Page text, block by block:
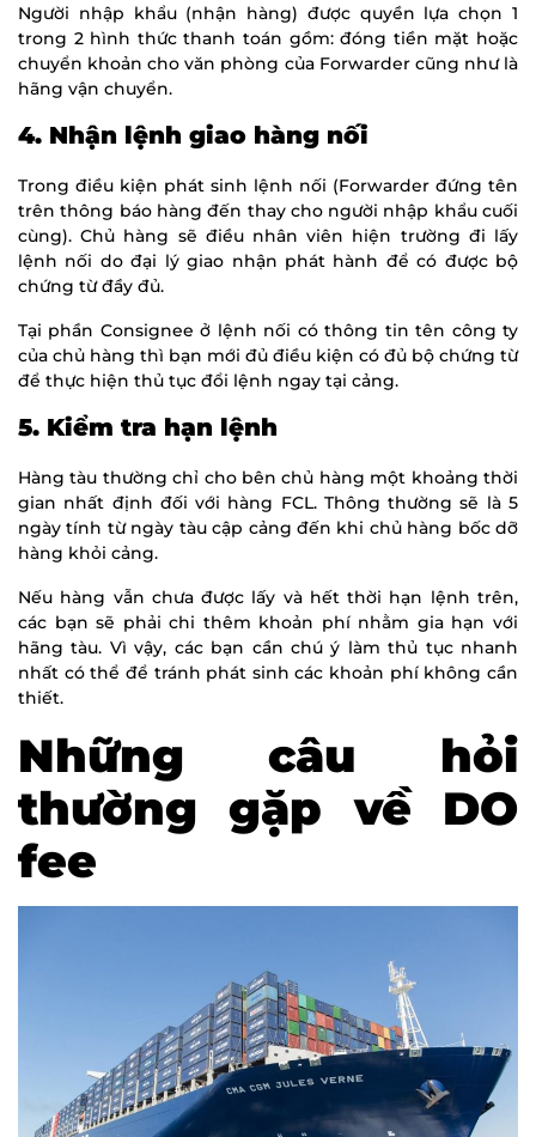
Người nhập khẩu (nhận hàng) được quyền lựa chọn 1
trong 2 hình thức thanh toán gồm: đóng tiền mặt hoặc
chuyển khoản cho văn phòng của Forwarder cũng như là
hãng vận chuyển.
4. Nhận lệnh giao hàng nối
Trong điều kiện phát sinh lệnh nối (Forwarder đứng tên
trên thông báo hàng đến thay cho người nhập khẩu cuối
cùng). Chủ hàng sẽ điều nhân viên hiện trường đi lấy
lệnh nối do đại lý giao nhận phát hành để có được bộ
chứng từ đầy đủ.
Tại phần Consignee ở lệnh nối có thông tin tên công ty
của chủ hàng thì bạn mới đủ điều kiện có đủ bộ chứng từ
để thực hiện thủ tục đổi lệnh ngay tại cảng.
5. Kiểm tra hạn lệnh
Hàng tàu thường chỉ cho bên chủ hàng một khoảng thời
gian nhất định đối với hàng FCL. Thông thường sẽ là 5
ngày tính từ ngày tàu cập cảng đến khi chủ hàng bốc dỡ
hàng khỏi cảng.
Nếu hàng vẫn chưa được lấy và hết thời hạn lệnh trên,
các bạn sẽ phải chi thêm khoản phí nhằm gia hạn với
hãng tàu. Vì vậy, các bạn cần chú ý làm thủ tục nhanh
nhất có thể để tránh phát sinh các khoản phí không cần
thiết.
Những câu hỏi
thường gặp về DO
fee